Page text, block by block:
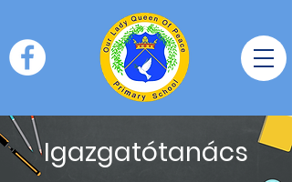
Igazgatótanács